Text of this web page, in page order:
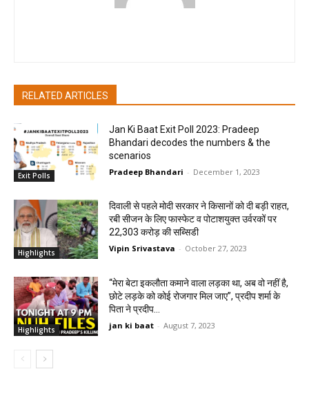
RELATED ARTICLES
Exit Polls
Jan Ki Baat Exit Poll 2023: Pradeep
Bhandari decodes the numbers & the
scenarios
Pradeep Bhandari - December 1, 2023
Highlights
दिवाली से पहले मोदी सरकार ने किसानों को दी बड़ी राहत,
रबी सीजन के लिए फास्फेट व पोटाशयुक्त उर्वरकों पर
22,303 करोड़ की सब्सिडी
Vipin Srivastava - October 27, 2023
Highlights
“मेरा बेटा इकलौता कमाने वाला लड़का था, अब वो नहीं है,
छोटे लड़के को कोई रोजगार मिल जाए”, प्रदीप शर्मा के
पिता ने प्रदीप...
jan ki baat - August 7, 2023